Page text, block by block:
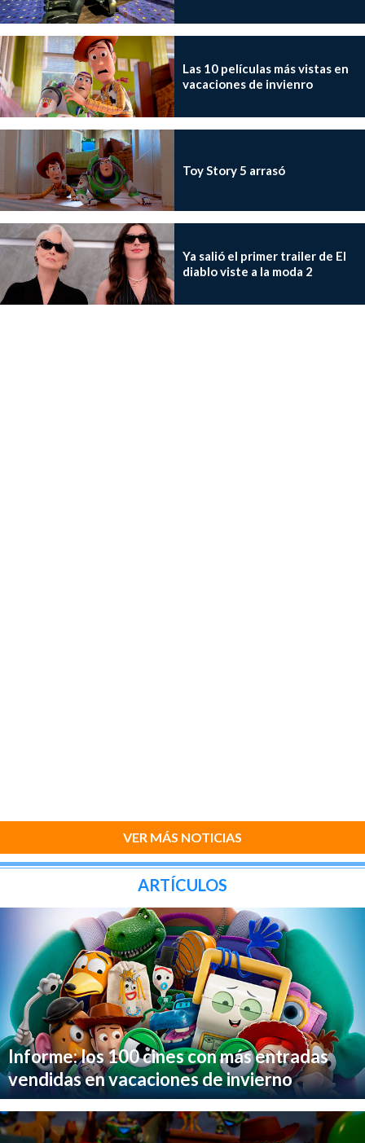
Las 10 películas más vistas en
vacaciones de invienro
Toy Story 5 arrasó
Ya salió el primer trailer de El
diablo viste a la moda 2
VER MÁS NOTICIAS
ARTÍCULOS
Informe: los 100 cines con más entradas
vendidas en vacaciones de invierno